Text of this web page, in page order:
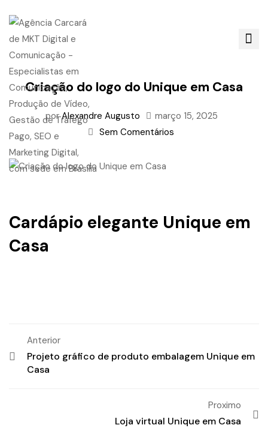
Criação do logo do Unique em Casa
por Alexandre Augusto
março 15, 2025
Sem Comentários
Cardápio elegante Unique em
Casa
Anterior
Projeto gráfico de produto embalagem Unique em
Casa
Proximo
Loja virtual Unique em Casa